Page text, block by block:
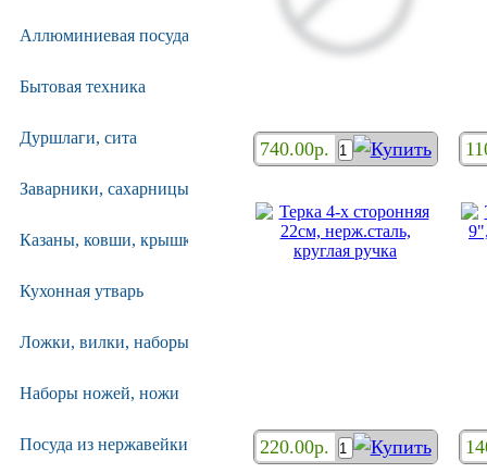
Аллюминиевая посуда
Бытовая техника
Дуршлаги, сита
Заварники, сахарницы, масленки
Казаны, ковши, крышки
Кухонная утварь
Ложки, вилки, наборы
Наборы ножей, ножи
Посуда из нержавейки
740.00р.
220.00р.